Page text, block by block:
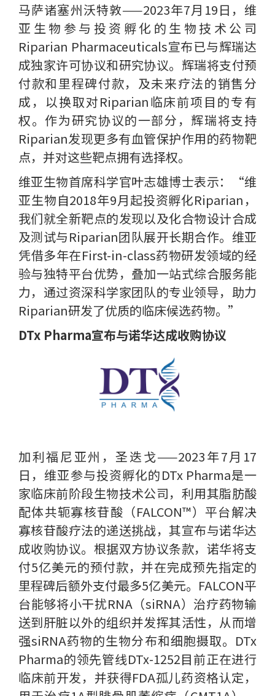
马萨诸塞州沃特敦——2023年7月19日，维
亚生物参与投资孵化的生物技术公司
Riparian Pharmaceuticals宣布已与辉瑞达
成独家许可协议和研究协议。辉瑞将支付预
付款和里程碑付款，及未来疗法的销售分
成，以换取对Riparian临床前项目的专有
权。作为研究协议的一部分，辉瑞将支持
Riparian发现更多有血管保护作用的药物靶
点，并对这些靶点拥有选择权。
维亚生物首席科学官叶志雄博士表示：“维
亚生物自2018年9月起投资孵化Riparian，
我们就全新靶点的发现以及化合物设计合成
及测试与Riparian团队展开长期合作。维亚
凭借多年在First-in-class药物研发领域的经
验与独特平台优势，叠加一站式综合服务能
力，通过资深科学家团队的专业领导，助力
Riparian研发了优质的临床候选药物。”
DTx Pharma宣布与诺华达成收购协议
加利福尼亚州，圣迭戈——2023年7月17
日，维亚参与投资孵化的DTx Pharma是一
家临床前阶段生物技术公司，利用其脂肪酸
配体共轭寡核苷酸（FALCON™）平台解决
寡核苷酸疗法的递送挑战，其宣布与诺华达
成收购协议。根据双方协议条款，诺华将支
付5亿美元的预付款，并在完成预先指定的
里程碑后额外支付最多5亿美元。FALCON平
台能够将小干扰RNA（siRNA）治疗药物输
送到肝脏以外的组织并发挥其活性，从而增
强siRNA药物的生物分布和细胞摄取。DTx
Pharma的领先管线DTx-1252目前正在进行
临床前开发，并获得FDA孤儿药资格认定，